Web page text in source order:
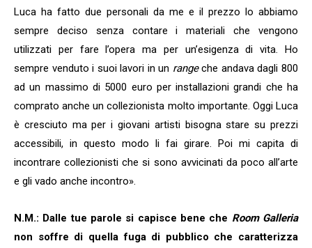
Luca ha fatto due personali da me e il prezzo lo abbiamo
sempre deciso senza contare i materiali che vengono
utilizzati per fare l’opera ma per un’esigenza di vita. Ho
sempre venduto i suoi lavori in un rangeche andava dagli 800
ad un massimo di 5000 euro per installazioni grandi che ha
comprato anche un collezionista molto importante. Oggi Luca
è cresciuto ma per i giovani artisti bisogna stare su prezzi
accessibili, in questo modo li fai girare. Poi mi capita di
incontrare collezionisti che si sono avvicinati da poco all’arte
e gli vado anche incontro».
N.M.: Dalle tue parole si capisce bene che Room Galleria
non soffre di quella fuga di pubblico che caratterizza